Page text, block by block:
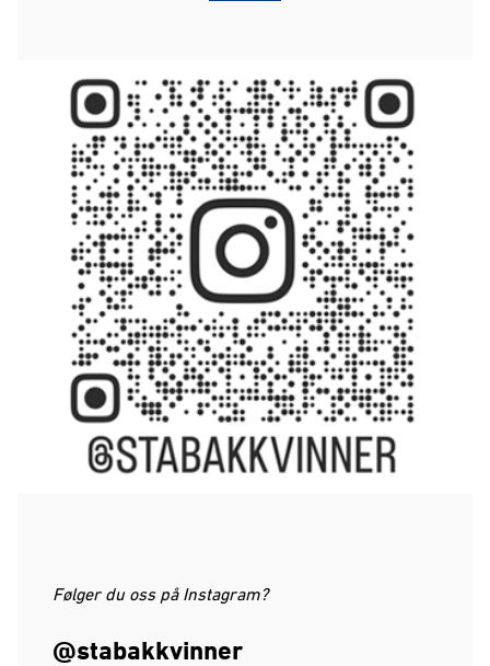
Følger du oss på Instagram?
@stabakkvinner